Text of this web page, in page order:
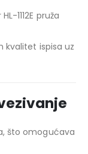
1112E pruža
kvalitet ispisa uz
što omogućava